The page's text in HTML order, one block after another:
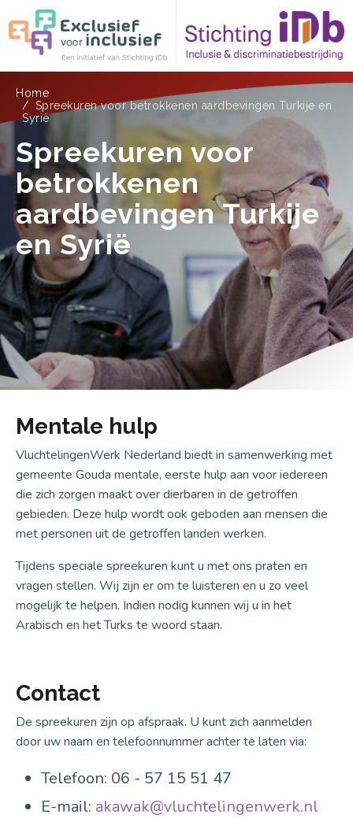
Overslaan
naar
de
inhoud
gaan
Kruimelpad
Home
Spreekuren voor betrokkenen aardbevingen Turkije en
Syrië
Spreekuren voor
betrokkenen
aardbevingen Turkije
en Syrië
Mentale hulp
VluchtelingenWerk Nederland biedt in samenwerking met
gemeente Gouda mentale, eerste hulp aan voor iedereen
die zich zorgen maakt over dierbaren in de getroffen
gebieden. Deze hulp wordt ook geboden aan mensen die
met personen uit de getroffen landen werken.
Tijdens speciale spreekuren kunt u met ons praten en
vragen stellen. Wij zijn er om te luisteren en u zo veel
mogelijk te helpen. Indien nodig kunnen wij u in het
Arabisch en het Turks te woord staan.
Contact
De spreekuren zijn op afspraak. U kunt zich aanmelden
door uw naam en telefoonnummer achter te laten via:
Telefoon: 06 - 57 15 51 47
E-mail: akawak@vluchtelingenwerk.nl